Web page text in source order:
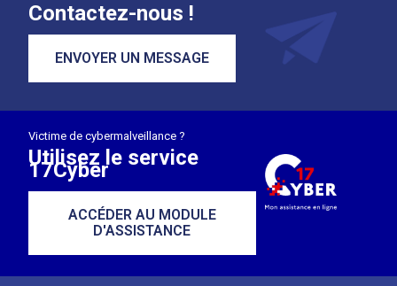
Contactez-nous !
ENVOYER UN MESSAGE
Victime de cybermalveillance ?
Utilisez le service
17Cyber
ACCÉDER AU MODULE
D'ASSISTANCE